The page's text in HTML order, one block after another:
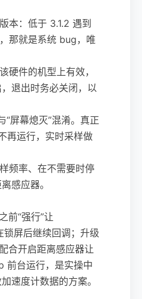
本：低于 3.1.2 遇到
那就是系统 bug，唯
硬件的机型上有效，
退出时务必关闭，以
“屏幕熄灭”混淆。真正
再运行，实时采样做
频率、在不需要时停
感应器。
前“强行”让
屏后继续回调；升级
合开启距离感应器让
前台运行，是实操中
速度计数据的方案。